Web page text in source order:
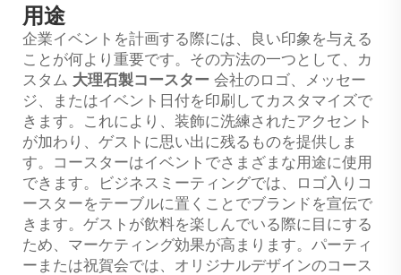
用途
企業イベントを計画する際には、良い印象を与える
ことが何より重要です。その方法の一つとして、カ
スタム 大理石製コースター 会社のロゴ、メッセー
ジ、またはイベント日付を印刷してカスタマイズで
きます。これにより、装飾に洗練されたアクセント
が加わり、ゲストに思い出に残るものを提供しま
す。コースターはイベントでさまざまな用途に使用
できます。ビジネスミーティングでは、ロゴ入りコ
ースターをテーブルに置くことでブランドを宣伝で
きます。ゲストが飲料を楽しんでいる際に目にする
ため、マーケティング効果が高まります。パーティ
ーまたは祝賀会では、オリジナルデザインのコース